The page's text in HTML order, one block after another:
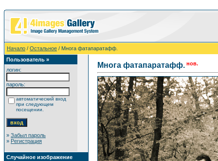
Начало / Остальное / Многа фатапаратафф.
Пользователь »
логин:
пароль:
автоматический вход
при следующем
посещении.
» Забыл пароль
» Регистрация
Случайное изображение
Многа фатапаратафф. нов.